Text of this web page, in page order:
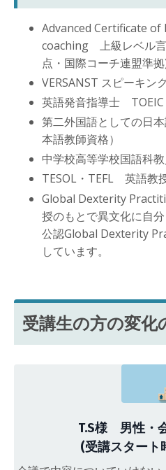
Advanced Certificate
coaching 上級レベル
点・国際コーチ連盟準
VERSANST スピーキ
英語発音指導士
第二外国語としての日
本語教師資格）
中学校高等学校国語科
TESOL・TEFL 英語
Global Dexterity
授のもとで異文化に自
公認Global Dexterity
しています。
受講生の方の変化
T.S様 男性・
(受講スタート